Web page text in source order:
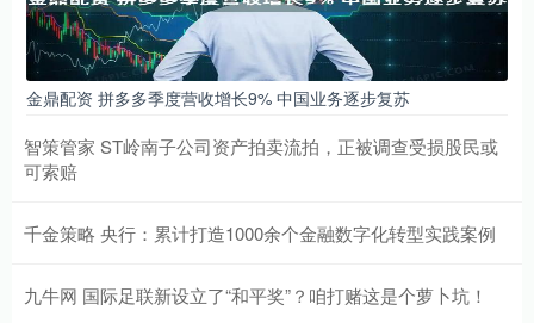
金鼎配资 拼多多季度营收增长9% 中国业务逐步复苏
智策管家 ST岭南子公司资产拍卖流拍，正被调查受损股民或
可索赔
千金策略 央行：累计打造1000余个金融数字化转型实践案例
九牛网 国际足联新设立了“和平奖”？咱打赌这是个萝卜坑！